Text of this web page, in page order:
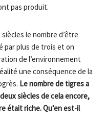
pas produit.
le nombre d’être
par plus de trois et on
de l’environnement
une conséquence de la
Le nombre de tigres a
siècles de cela encore,
était riche. Qu’en est-il